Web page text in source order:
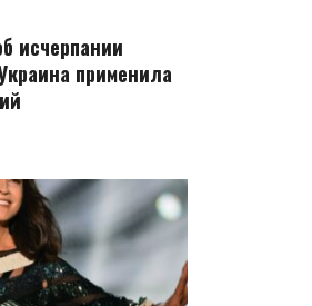
исчерпании
применила